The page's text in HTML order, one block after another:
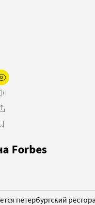
Forbes
петербургский